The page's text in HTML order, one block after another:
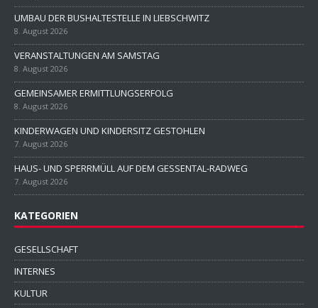
UMBAU DER BUSHALTESTELLE IN LIEBSCHWITZ
8. August 2026
VERANSTALTUNGEN AM SAMSTAG
8. August 2026
GEMEINSAMER ERMITTLUNGSERFOLG
8. August 2026
KINDERWAGEN UND KINDERSITZ GESTOHLEN
7. August 2026
HAUS- UND SPERRMÜLL AUF DEM GESSENTAL-RADWEG
7. August 2026
KATEGORIEN
GESELLSCHAFT
INTERNES
KULTUR